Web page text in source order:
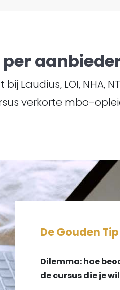
Laudius, LOI, NHA,
verkorte mbo-
De Gouden
Dilemma: hoe
de cursus die je